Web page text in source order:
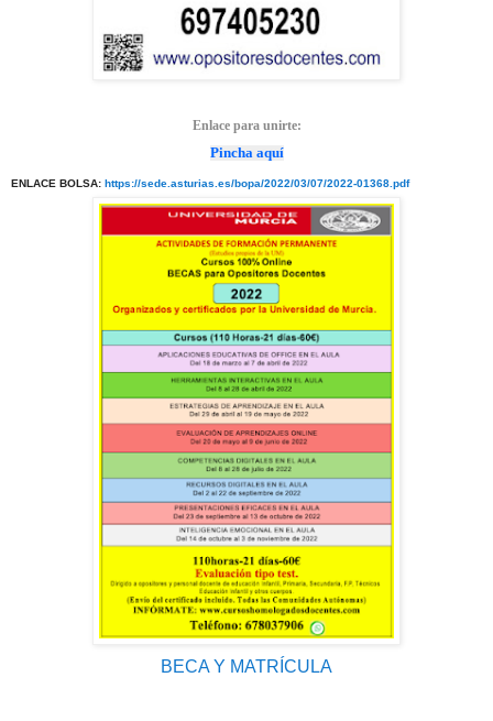
Enlace para unirte:
Pincha aquí
ENLACE BOLSA: https://sede.asturias.es/bopa/2022/03/07/2022-01368.pdf
BECA Y MATRÍCULA